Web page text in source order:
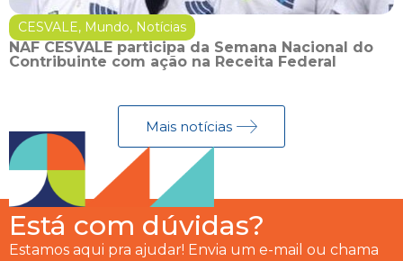
CESVALE, Mundo, Notícias
NAF CESVALE participa da Semana Nacional do
Contribuinte com ação na Receita Federal
Mais notícias
Está com dúvidas?
Estamos aqui pra ajudar! Envia um e-mail ou chama